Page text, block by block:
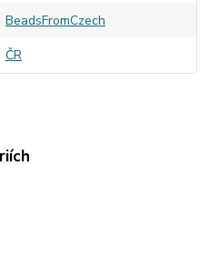
BeadsFromCzech
ČR